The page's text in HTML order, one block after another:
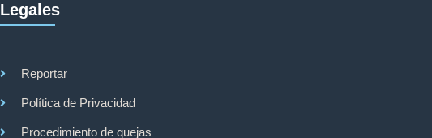
Legales
Reportar
Política de Privacidad
Procedimiento de quejas